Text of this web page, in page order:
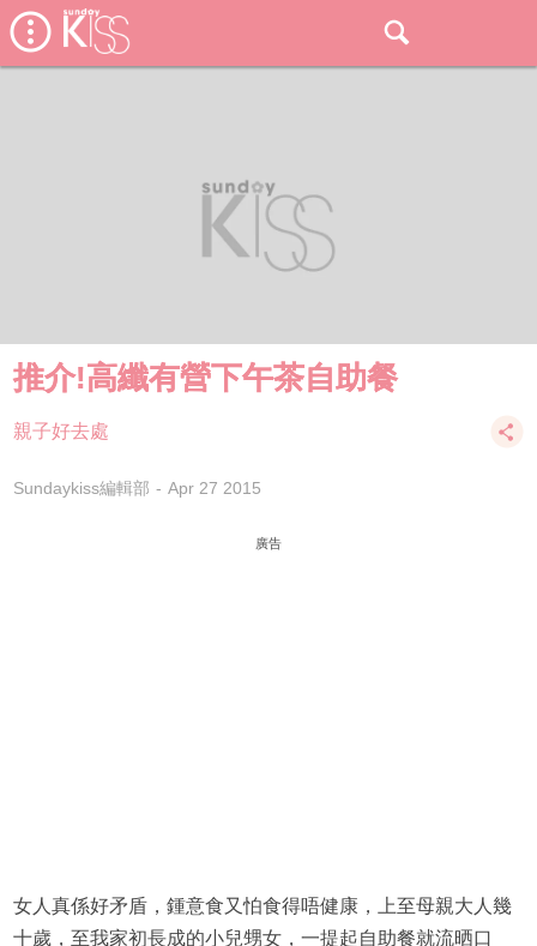
推介!高纖有營下午茶自助餐
親子好去處
Sundaykiss編輯部 Apr 27 2015
廣告
女人真係好矛盾，鍾意食又怕食得唔健康，上至母親大人幾
十歲，至我家初長成的小兒甥女，一提起自助餐就流晒口